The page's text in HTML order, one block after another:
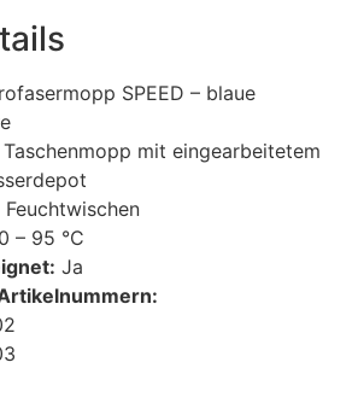
SPEED – blaue
Taschenmopp mit eingearbeitetem
Feuchtwischen
– 95 °C
Ja